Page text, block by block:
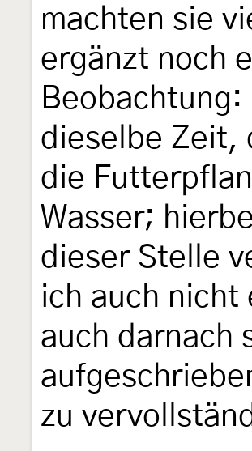
machten sie
ergänzt noch
dieselbe Zeit,
die
Wasser;
dieser Stelle
ich auch nicht
auch darnach
zu